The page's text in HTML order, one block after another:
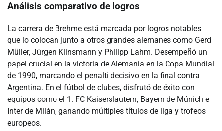
Análisis comparativo de logros
La carrera de Brehme está marcada por logros notables
que lo colocan junto a otros grandes alemanes como Gerd
Müller, Jürgen Klinsmann y Philipp Lahm. Desempeñó un
papel crucial en la victoria de Alemania en la Copa Mundial
de 1990, marcando el penalti decisivo en la final contra
Argentina. En el fútbol de clubes, disfrutó de éxito con
equipos como el 1. FC Kaiserslautern, Bayern de Múnich e
Inter de Milán, ganando múltiples títulos de liga y trofeos
europeos.